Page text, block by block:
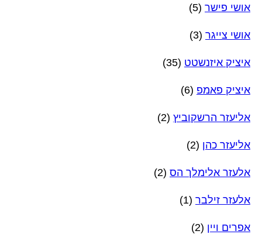
אושי פישר (5)
אושי צייגר (3)
איציק איזנשטט (35)
איציק פאמפ (6)
אליעזר הרשקוביץ (2)
אליעזר כהן (2)
אלעזר אלימלך הס (2)
אלעזר זילבר (1)
אפרים ויין (2)